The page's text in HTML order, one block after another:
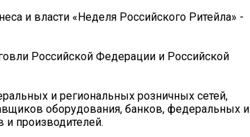
и власти «Неделя Российского Ритейла» -
Российской Федерации и Российской
и региональных розничных сетей,
оборудования, банков, федеральных и
и производителей.